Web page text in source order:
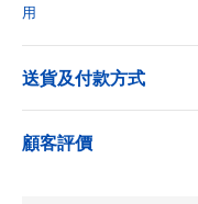
用
送貨及付款方式
顧客評價